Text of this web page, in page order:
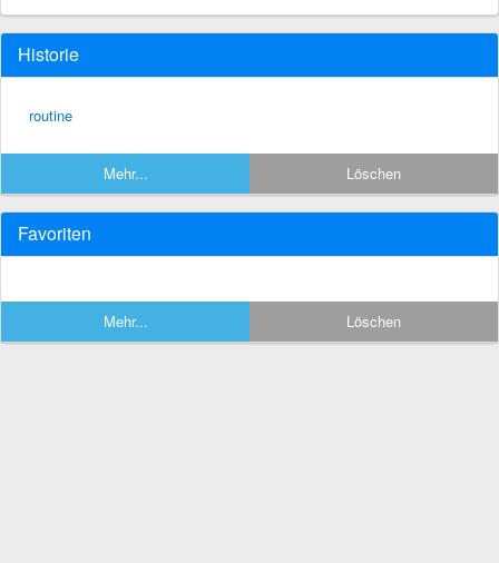
Historie
routine
Mehr... Löschen
Favoriten
Mehr... Löschen